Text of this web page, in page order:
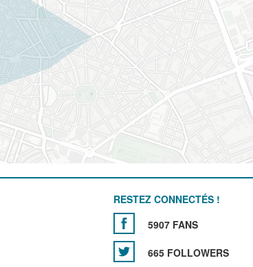
RESTEZ CONNECTÉS !
5907 FANS
665 FOLLOWERS